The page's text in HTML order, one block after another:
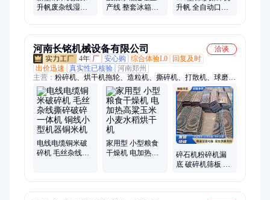
升帆废杂线湿式
产线 整套冰箱撕
升帆 全自动口罩
河南长铭机械设备有限公司
洽谈
4年 厂 安心购 综合体验L0
回复及时
出价迅速
真实性已核验 河南郑州
主营： 粉碎机、烘干机拖轮、造粒机、撕碎机、打散机、球磨机
钢锻、烘干机托辊、粉土机、制砂机衬板、废水回收机、球磨机
钢球、挤压制粒机、粉碎机筛板、污水处理设备、煤棒机、制棒
机、粉碎机锤头、破碎机锤头、破碎机衬板、球磨机衬板、高锰
钢锤头、耐磨锤头、高铬合金锤头、破碎机筛板、制砂机锤头
电线电缆铜米破
碎机 毛丝杂线撕
家用型 小型粮食
干燥机 电加热高
碎石机粉碎机漏
底 破碎机筛板 高